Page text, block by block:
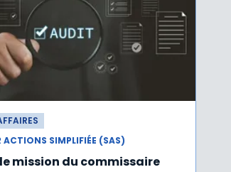
ACTIONS SIMPLIFIÉE (SAS)
mission du commissaire